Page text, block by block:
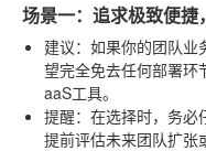
场景一：追求极致便
建议：如果你的团队
望完全免去任何部署环
aaS工具。
提醒：在选择时，务
提前评估未来团队扩张